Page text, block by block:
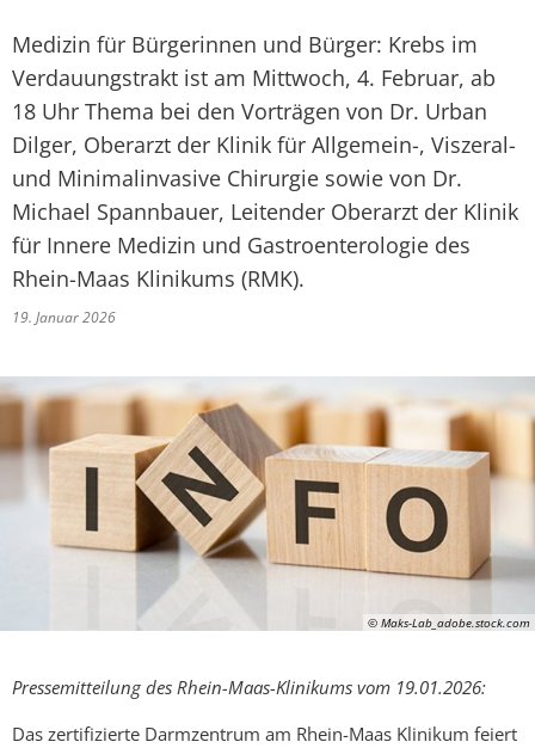
Medizin für Bürgerinnen und Bürger: Krebs im
Verdauungstrakt ist am Mittwoch, 4. Februar, ab
18 Uhr Thema bei den Vorträgen von Dr. Urban
Dilger, Oberarzt der Klinik für Allgemein-, Viszeral-
und Minimalinvasive Chirurgie sowie von Dr.
Michael Spannbauer, Leitender Oberarzt der Klinik
für Innere Medizin und Gastroenterologie des
Rhein-Maas Klinikums (RMK).
19. Januar 2026
© Maks-Lab_adobe.stock.com
Pressemitteilung des Rhein-Maas-Klinikums vom 19.01.2026:
Das zertifizierte Darmzentrum am Rhein-Maas Klinikum feiert